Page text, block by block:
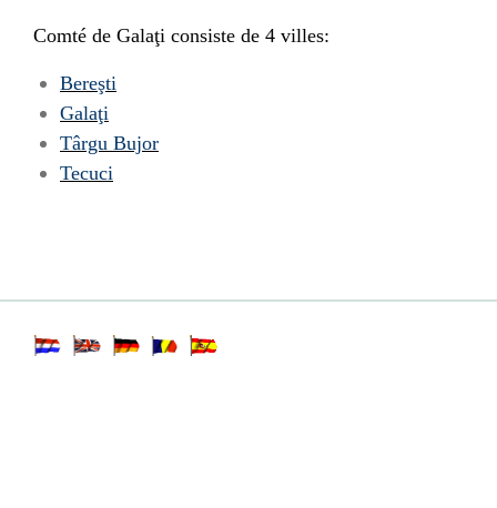
Comté de Galaţi consiste de 4 villes:
Bereşti
Galaţi
Târgu Bujor
Tecuci